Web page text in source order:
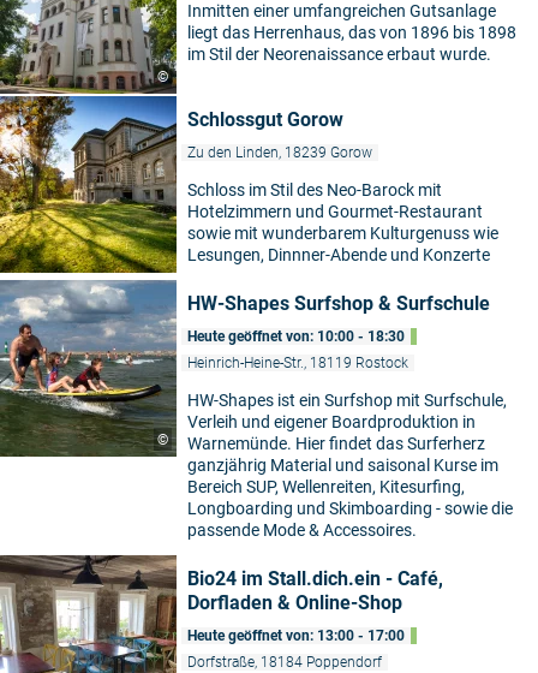
©
Inmitten einer umfangreichen Gutsanlage
liegt das Herrenhaus, das von 1896 bis 1898
im Stil der Neorenaissance erbaut wurde.
Schlossgut Gorow
Zu den Linden, 18239 Gorow
Schloss im Stil des Neo-Barock mit
Hotelzimmern und Gourmet-Restaurant
sowie mit wunderbarem Kulturgenuss wie
Lesungen, Dinnner-Abende und Konzerte
©
HW-Shapes Surfshop & Surfschule
Heute geöffnet von: 10:00 - 18:30
Heinrich-Heine-Str., 18119 Rostock
HW-Shapes ist ein Surfshop mit Surfschule,
Verleih und eigener Boardproduktion in
Warnemünde. Hier findet das Surferherz
ganzjährig Material und saisonal Kurse im
Bereich SUP, Wellenreiten, Kitesurfing,
Longboarding und Skimboarding - sowie die
passende Mode & Accessoires.
Bio24 im Stall.dich.ein - Café,
Dorfladen & Online-Shop
Heute geöffnet von: 13:00 - 17:00
Dorfstraße, 18184 Poppendorf